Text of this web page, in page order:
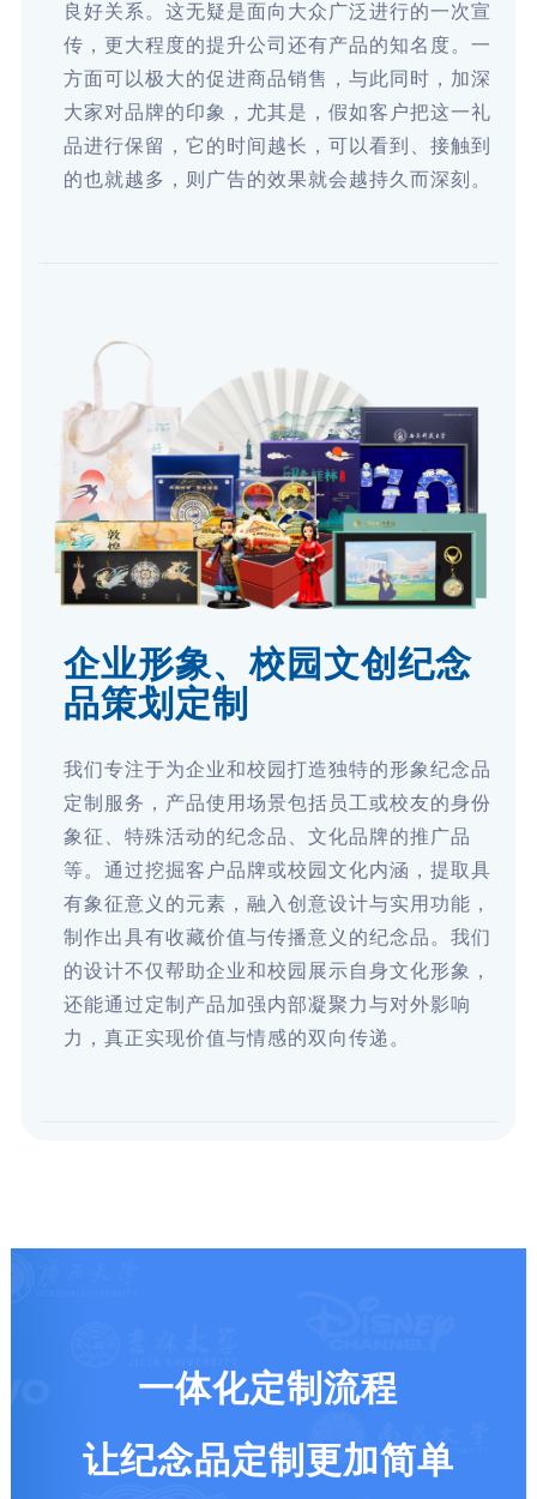
良好关系。这无疑是面向大众广泛进行的一次宣
传，更大程度的提升公司还有产品的知名度。一
方面可以极大的促进商品销售，与此同时，加深
大家对品牌的印象，尤其是，假如客户把这一礼
品进行保留，它的时间越长，可以看到、接触到
的也就越多，则广告的效果就会越持久而深刻。
企业形象、校园文创纪念
品策划定制
我们专注于为企业和校园打造独特的形象纪念品
定制服务，产品使用场景包括员工或校友的身份
象征、特殊活动的纪念品、文化品牌的推广品
等。通过挖掘客户品牌或校园文化内涵，提取具
有象征意义的元素，融入创意设计与实用功能，
制作出具有收藏价值与传播意义的纪念品。我们
的设计不仅帮助企业和校园展示自身文化形象，
还能通过定制产品加强内部凝聚力与对外影响
力，真正实现价值与情感的双向传递。
一体化定制流程
让纪念品定制更加简单